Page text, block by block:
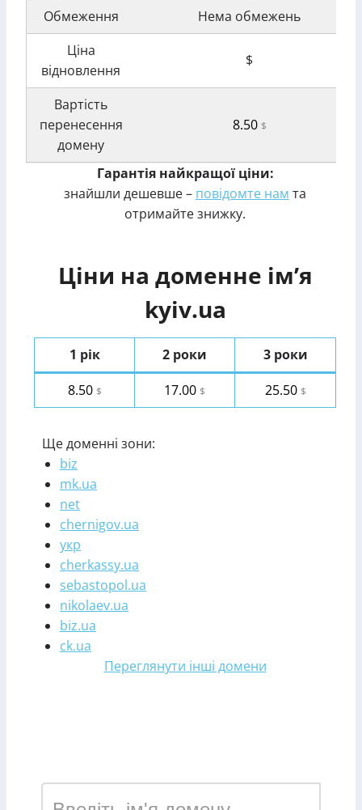
Обмеження
Нема обмежень
Ціна
відновлення
$
Вартість
перенесення
домену
8.50 $
Гарантія найкращої ціни:
знайшли дешевше – повідомте нам та
отримайте знижку.
Ціни на доменне ім’я
kyiv.ua
1 рік 2 роки
3 роки
8.50 $ 17.00 $ 25.50 $
Ще доменні зони:
biz
mk.ua
net
chernigov.ua
укр
cherkassy.ua
sebastopol.ua
nikolaev.ua
biz.ua
ck.ua
Переглянути інші домени